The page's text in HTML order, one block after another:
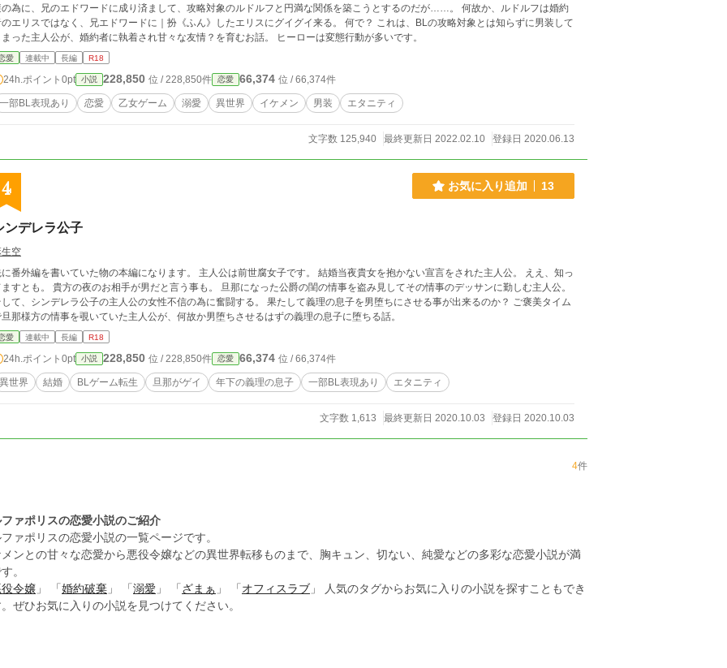
為に、兄のエドワードに成り済まして、攻略対象のルドルフと円満な関係を築こうとするのだが……。 何故か、ルドルフは婚約
エリスではなく、兄エドワードに｜扮《ふん》したエリスにグイグイ来る。 何で？ これは、BLの攻略対象とは知らずに男装して
った主人公が、婚約者に執着され甘々な友情？を育むお話。 ヒーローは変態行動が多いです。
愛 連載中 長編 R18
24h.ポイント 0pt 小説 228,850 位 / 228,850件 恋愛 66,374 位 / 66,374件
一部BL表現あり 恋愛 乙女ゲーム 溺愛 異世界 イケメン 男装 エタニティ
文字数 125,940 最終更新日 2022.02.10 登録日 2020.06.13
4 お気に入り追加 13
ンデレラ公子
空
外編を書いていた物の本編になります。 主人公は前世腐女子です。 結婚当夜貴女を抱かない宣言をされた主人公。 ええ、知っ
すとも。 貴方の夜のお相手が男だと言う事も。 旦那になった公爵の閨の情事を盗み見してその情事のデッサンに勤しむ主人公。
て、シンデレラ公子の主人公の女性不信の為に奮闘する。 果たして義理の息子を男堕ちにさせる事が出来るのか？ ご褒美タイム
那様方の情事を覗いていた主人公が、何故か男堕ちさせるはずの義理の息子に堕ちる話。
愛 連載中 長編 R18
24h.ポイント 0pt 小説 228,850 位 / 228,850件 恋愛 66,374 位 / 66,374件
異世界 結婚 BLゲーム転生 旦那がゲイ 年下の義理の息子 一部BL表現あり エタニティ
文字数 1,613 最終更新日 2020.10.03 登録日 2020.10.03
4件
ァポリスの恋愛小説のご紹介
ァポリスの恋愛小説の一覧ページです。
ンとの甘々な恋愛から悪役令嬢などの異世界転移ものまで、胸キュン、切ない、純愛などの多彩な恋愛小説が満
。
令嬢 」 「 婚約破棄 」 「 溺愛 」 「 ざまぁ 」 「 オフィスラブ 」 人気のタグからお気に入りの小説を探すこともでき
ぜひお気に入りの小説を見つけてください。